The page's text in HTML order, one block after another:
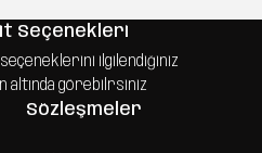
Seçenekleri
seçeneklerini ilgilendiğiniz
altında görebilrsiniz
Sözleşmeler